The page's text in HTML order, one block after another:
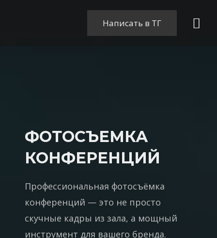
Написать в ТГ
ФОТОСЪЕМКА
КОНФЕРЕНЦИЙ
Профессиональная фотосъёмка
конференций — это не просто
скучные кадры из зала, а мощный
инструмент для вашего бренда.